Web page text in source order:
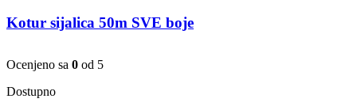
Kotur sijalica 50m SVE boje
Ocenjeno sa 0 od 5
Dostupno